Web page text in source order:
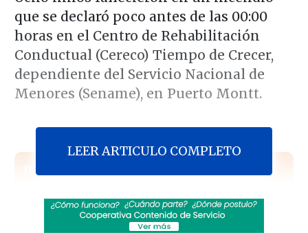
que se declaró poco antes de las 00:00
horas en el Centro de Rehabilitación
Conductual (Cereco) Tiempo de Crecer,
dependiente del Servicio Nacional de
Menores (Sename), en Puerto Montt.
Revisa también
Último récord fue hace dos días: Precio del
cobre marca nuevo máximo histórico
LEER ARTICULO COMPLETO